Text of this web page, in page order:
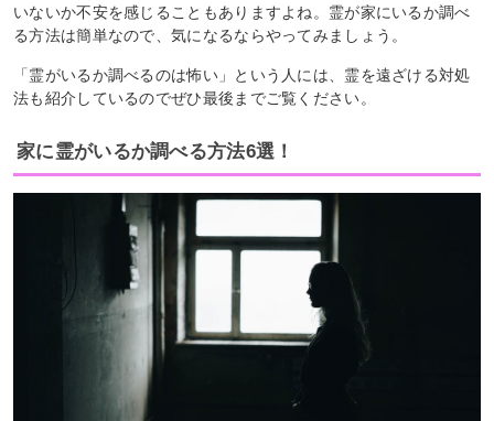
いないか不安を感じることもありますよね。霊が家にいるか調べ
る方法は簡単なので、気になるならやってみましょう。
「霊がいるか調べるのは怖い」という人には、霊を遠ざける対処
法も紹介しているのでぜひ最後までご覧ください。
家に霊がいるか調べる方法6選！